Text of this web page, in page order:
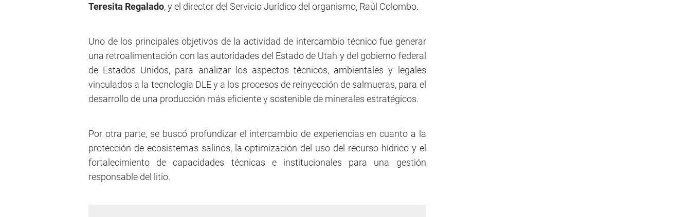
Teresita Regalado, y el director del Servicio Jurídico del organismo, Raúl Colombo.
Uno de los principales objetivos de la actividad de intercambio técnico fue generar
una retroalimentación con las autoridades del Estado de Utah y del gobierno federal
de Estados Unidos, para analizar los aspectos técnicos, ambientales y legales
vinculados a la tecnología DLE y a los procesos de reinyección de salmueras, para el
desarrollo de una producción más eficiente y sostenible de minerales estratégicos.
Por otra parte, se buscó profundizar el intercambio de experiencias en cuanto a la
protección de ecosistemas salinos, la optimización del uso del recurso hídrico y el
fortalecimiento de capacidades técnicas e institucionales para una gestión
responsable del litio.